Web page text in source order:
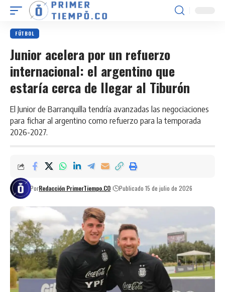
FÚTBOL
Junior acelera por un refuerzo
internacional: el argentino que
estaría cerca de llegar al Tiburón
El Junior de Barranquilla tendría avanzadas las negociaciones
para fichar al argentino como refuerzo para la temporada
2026-2027.
PorRedacción PrimerTiempo.CO Publicado 15 de julio de 2026